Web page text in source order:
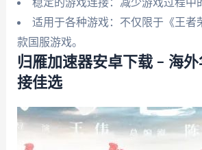
稳定的游戏连接：减少游戏过程中
适用于各种游戏：不仅限于《王者
款国服游戏。
归雁加速器安卓下载 – 海
接佳选